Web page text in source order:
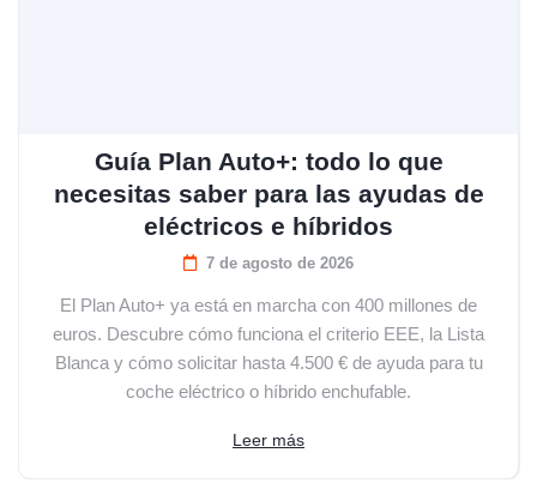
Guía Plan Auto+: todo lo que
necesitas saber para las ayudas de
eléctricos e híbridos
7 de agosto de 2026
El Plan Auto+ ya está en marcha con 400 millones de
euros. Descubre cómo funciona el criterio EEE, la Lista
Blanca y cómo solicitar hasta 4.500 € de ayuda para tu
coche eléctrico o híbrido enchufable.
Leer más